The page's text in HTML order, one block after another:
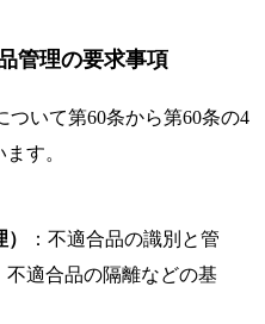
管理の要求事項
いて第60条から第60条の4
す。
：不適合品の識別と管
適合品の隔離などの基